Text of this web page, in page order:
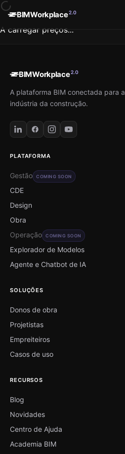
BIMWorkplace2.0
A carregar preços...
BIMWorkplace2.0
A plataforma BIM conectada para a
indústria da construção.
PLATAFORMA
Gestão COMING SOON
CDE
Design
Obra
Operação
COMING SOON
Explorador de Modelos
Agente e Chatbot de IA
SOLUÇÕES
Donos de obra
Projetistas
Empreiteiros
Casos de uso
RECURSOS
Blog
Novidades
Centro de Ajuda
Academia BIM